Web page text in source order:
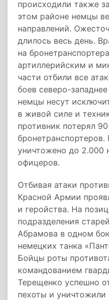
происходили также
этом районе немцы
направлений.
длилось весь день.
на
артиллерийским и
части отбили все
боев северо-
немцы несут
в живой силе и
противник потерял
уничтожено до 2.000
офицеров.
Отбивая атаки
Красной Армии
и геройства. На
подразделения
Абрамова в одном
немецких танка
Бойцы роты
командованием
Терещенко успешно
пехоты и уничтожили